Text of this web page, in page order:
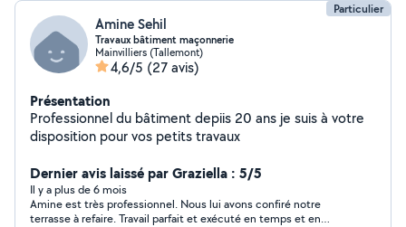
Particulier
Amine Sehil
Travaux bâtiment maçonnerie
Mainvilliers (Tallemont)
4,6/5 (27 avis)
Présentation
Professionnel du bâtiment depiis 20 ans je suis à votre
disposition pour vos petits travaux
Dernier avis laissé par Graziella : 5/5
Il y a plus de 6 mois
Amine est très professionnel. Nous lui avons confiré notre
terrasse à refaire. Travail parfait et exécuté en temps et en